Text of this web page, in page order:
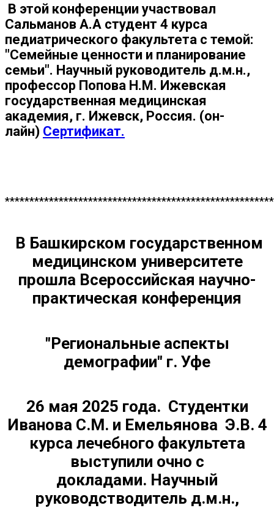
В этой конференции участвовал
Сальманов А.А студент 4 курса
педиатрического факультета с темой:
"Семейные ценности и планирование
семьи". Научный руководитель д.м.н.,
профессор Попова Н.М . Ижевская
государственная медицинская
академия, г. Ижевск, Россия. (он-
лайн) Сертификат.
В Башкирском государственном
медицинском университете
прошла Всероссийская научно-
практическая конференция
"Региональные аспекты
демографии" г. Уфе
26 мая 2025 года. Студентки
Иванова С.М. и Емельянова Э.В. 4
курса лечебного факультета
выступили очно с
докладами. Научный
руководстводитель д.м.н.,